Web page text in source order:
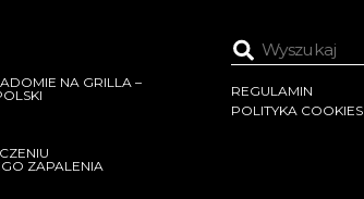
NA GRILLA –
ZAPALENIA
REGULAMIN
POLITYKA COOKIES